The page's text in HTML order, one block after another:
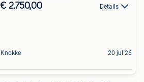
€ 2.750,00 Details
Knokke 20 jul 26